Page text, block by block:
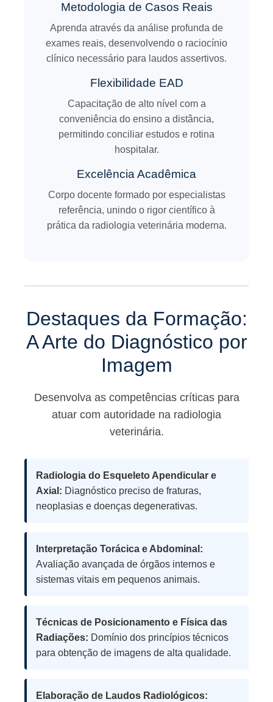
Metodologia de Casos Reais
Aprenda através da análise profunda de
exames reais, desenvolvendo o raciocínio
clínico necessário para laudos assertivos.
Flexibilidade EAD
Capacitação de alto nível com a
conveniência do ensino a distância,
permitindo conciliar estudos e rotina
hospitalar.
Excelência Acadêmica
Corpo docente formado por especialistas
referência, unindo o rigor científico à
prática da radiologia veterinária moderna.
Destaques da Formação:
A Arte do Diagnóstico por
Imagem
Desenvolva as competências críticas para
atuar com autoridade na radiologia
veterinária.
Radiologia do Esqueleto Apendicular e
Axial: Diagnóstico preciso de fraturas,
neoplasias e doenças degenerativas.
Interpretação Torácica e Abdominal:
Avaliação avançada de órgãos internos e
sistemas vitais em pequenos animais.
Técnicas de Posicionamento e Física das
Radiações: Domínio dos princípios técnicos
para obtenção de imagens de alta qualidade.
Elaboração de Laudos Radiológicos: